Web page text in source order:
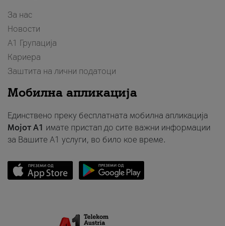
За нас
Новости
А1 Групација
Кариера
Заштита на лични податоци
Мобилна апликација
Единствено преку бесплатната мобилна апликација
Мојот A1 имате пристап до сите важни информации
за Вашите A1 услуги, во било кое време.